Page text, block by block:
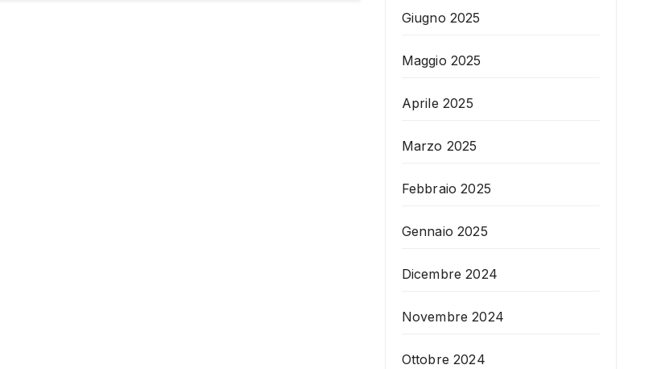
Giugno 2025
Maggio 2025
Aprile 2025
Marzo 2025
Febbraio 2025
Gennaio 2025
Dicembre 2024
Novembre 2024
Ottobre 2024